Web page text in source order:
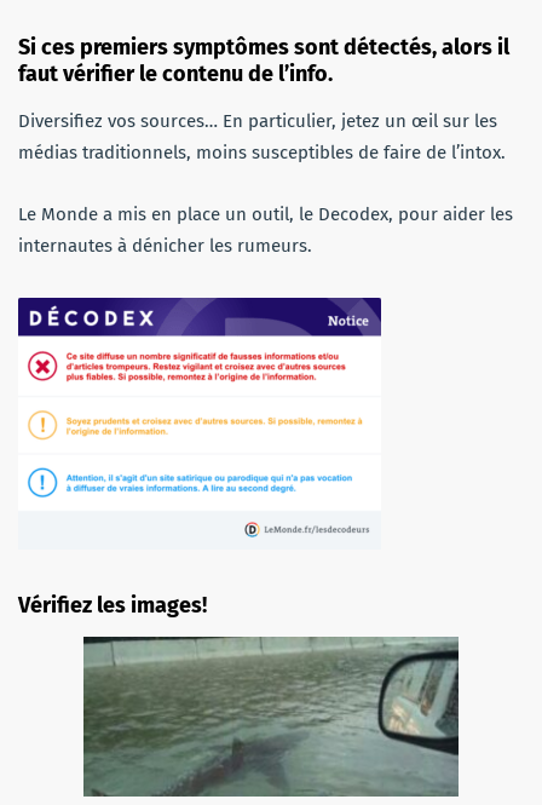
Si ces premiers symptômes sont détectés, alors il
faut vérifier le contenu de l’info.
Diversifiez vos sources… En particulier, jetez un œil sur les
médias traditionnels, moins susceptibles de faire de l’intox.
Le Monde a mis en place un outil, le Decodex, pour aider les
internautes à dénicher les rumeurs.
Vérifiez les images!